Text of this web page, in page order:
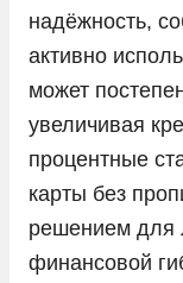
надёжность,
активно
может
увеличивая
процентные
карты без
решением для
финансовой